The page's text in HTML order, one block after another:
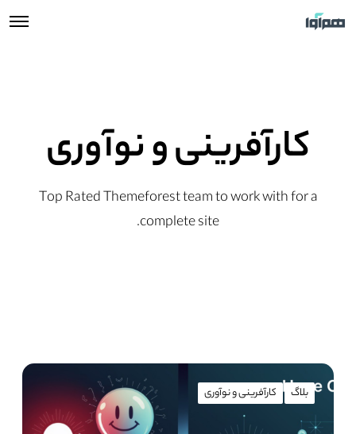
کارآفرینی و نوآوری
Top Rated Themeforest team to work with for a
complete site.
بلاگ کارآفرینی و نوآوری